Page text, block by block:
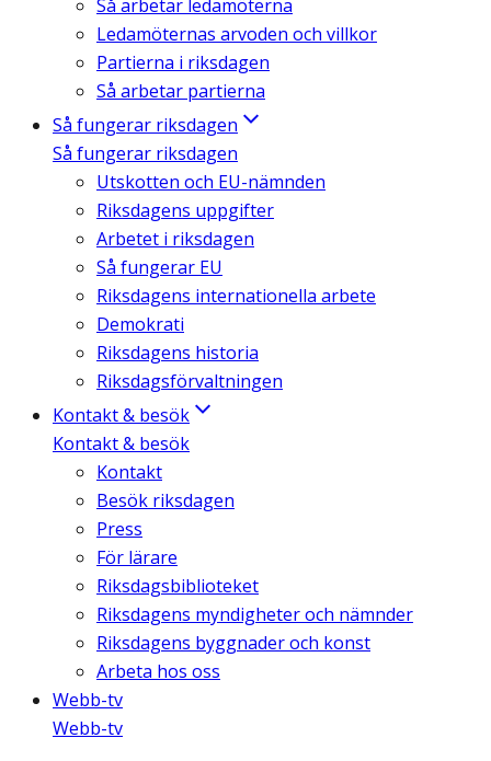
Så arbetar ledamöterna
Ledamöternas arvoden och villkor
Partierna i riksdagen
Så arbetar partierna
Så fungerar riksdagen
Så fungerar riksdagen
Utskotten och EU-nämnden
Riksdagens uppgifter
Arbetet i riksdagen
Så fungerar EU
Riksdagens internationella arbete
Demokrati
Riksdagens historia
Riksdagsförvaltningen
Kontakt & besök
Kontakt & besök
Kontakt
Besök riksdagen
Press
För lärare
Riksdagsbiblioteket
Riksdagens myndigheter och nämnder
Riksdagens byggnader och konst
Arbeta hos oss
Webb-tv
Webb-tv